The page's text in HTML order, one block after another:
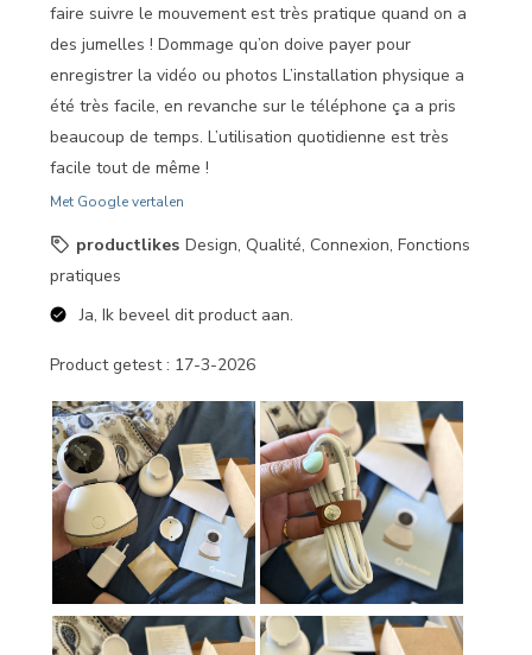
faire suivre le mouvement est très pratique quand on a
des jumelles ! Dommage qu’on doive payer pour
enregistrer la vidéo ou photos L’installation physique a
été très facile, en revanche sur le téléphone ça a pris
beaucoup de temps. L’utilisation quotidienne est très
facile tout de même !
Met Google vertalen
productlikes Design, Qualité, Connexion, Fonctions
pratiques
Ja, Ik beveel dit product aan.
Product getest : 17-3-2026